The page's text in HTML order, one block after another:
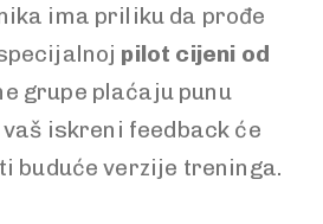
ima priliku da prođe
pilot cijeni od
grupe plaćaju punu
iskreni feedback će
buduće verzije treninga.